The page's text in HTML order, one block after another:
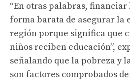
“En otras palabras, financiar
forma barata de asegurar la
región porque significa que
niños reciben educación”,
señalando que la pobreza y
son factores comprobados